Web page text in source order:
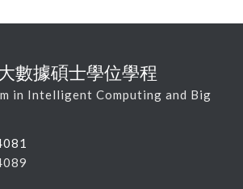
數據碩士學位學程
in Intelligent Computing and Big